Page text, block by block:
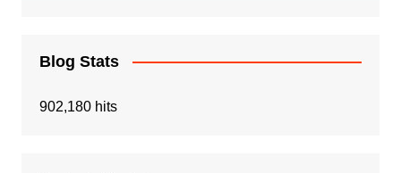
Blog Stats
902,180 hits